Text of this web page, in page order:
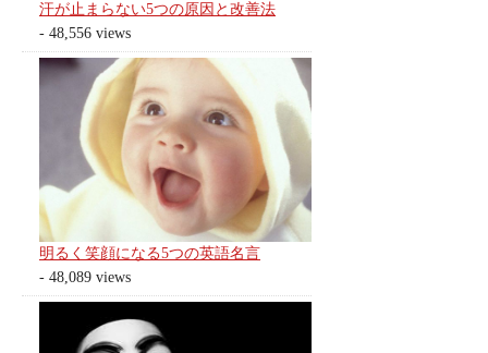
汗が止まらない5つの原因と改善法
- 48,556 views
明るく笑顔になる5つの英語名言
- 48,089 views